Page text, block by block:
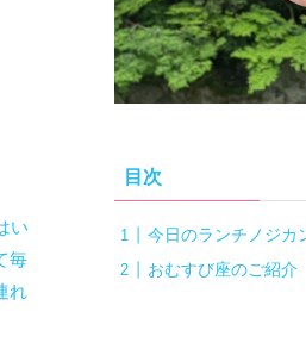
い
毎
れ
目次
今日のランチノジカ
おむすび座のご紹介